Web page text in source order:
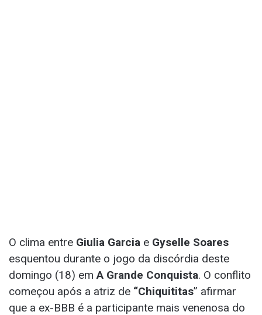
O clima entre Giulia Garcia e Gyselle Soares
esquentou durante o jogo da discórdia deste
domingo (18) em A Grande Conquista. O conflito
começou após a atriz de “Chiquititas” afirmar
que a ex-BBB é a participante mais venenosa do